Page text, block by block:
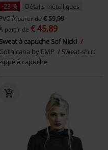
-23 %
Détails métalliques
PVC À partir de € 59,99
partir de € 45,89
Sweat à capuche Sof Nicki
Gothicana by EMP
Sweat-shirt
zippé à capuche